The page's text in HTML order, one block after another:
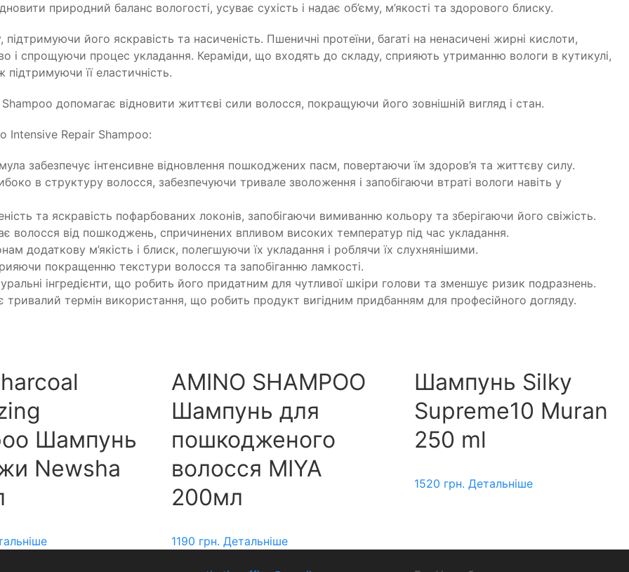
природний баланс вологості, усуває сухість і надає об’єму, м’якості та здорового блиску.
його яскравість та насиченість. Пшеничні протеїни, багаті на ненасичені жирні кислоти,
і спрощуючи процес укладання. Кераміди, що входять до складу, сприяють утриманню вологи в кутикулі,
підтримуючи її еластичність.
допомагає відновити життєві сили волосся, покращуючи його зовнішній вигляд і стан.
Intensive Repair Shampoo:
забезпечує інтенсивне відновлення пошкоджених пасм, повертаючи їм здоров’я та життєву силу.
в структуру волосся, забезпечуючи тривале зволоження і запобігаючи втраті вологи навіть у
та яскравість пофарбованих локонів, запобігаючи вимиванню кольору та зберігаючи його свіжість.
волосся від пошкоджень, спричинених впливом високих температур під час укладання.
додаткову м’якість і блиск, полегшуючи їх укладання і роблячи їх слухнянішими.
покращенню текстури волосся та запобіганню ламкості.
інгредієнти, що робить його придатним для чутливої ​​шкіри голови та зменшує ризик подразнень.
тривалий термін використання, що робить продукт вигідним придбанням для професійного догляду.
Шампунь
Newsha
AMINO SHAMPOO
Шампунь для
пошкодженого
волосся MIYA
200мл
1190 грн. Детальніше
Шампунь Silky
Supreme10 Muran
250 ml
1520 грн. Детальніше